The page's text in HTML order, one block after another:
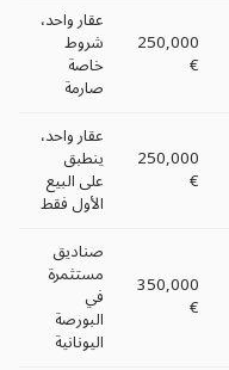
250,000
€
عقار واحد،
شروط
خاصة
صارمة
250,000
€
عقار واحد،
ينطبق
على البيع
الأول فقط
350,000
€
صناديق
مستثمرة
في
البورصة
اليونانية